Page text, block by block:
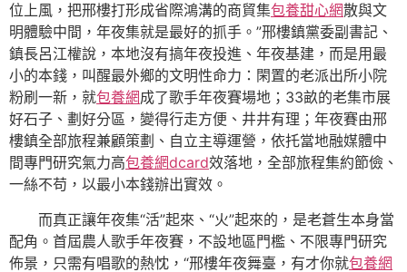
位上風，把邢樓打形成省際鴻溝的商貿集包養甜心網散與文
明體驗中間，年夜集就是最好的抓手。”邢樓鎮黨委副書記、
鎮長呂江權說，本地沒有搞年夜投進、年夜基建，而是用最
小的本錢，叫醒最外鄉的文明性命力：閑置的老派出所小院
粉刷一新，就包養網成了歌手年夜賽場地；33畝的老集市展
好石子、劃好分區，變得行走方便、井井有理；年夜賽由邢
樓鎮全部旅程兼顧策劃、自立主導運營，依托當地融媒體中
間專門研究氣力高包養網dcard效落地，全部旅程集約節儉、
一絲不苟，以最小本錢辦出實效。
而真正讓年夜集“活”起來、“火”起來的，是老蒼生本身當
配角。首屆農人歌手年夜賽，不設地區門檻、不限專門研究
佈景，只需有唱歌的熱忱，“邢樓年夜舞臺，有才你就包養網